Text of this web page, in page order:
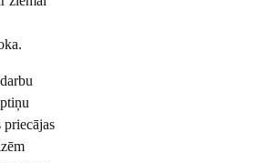
priecājas